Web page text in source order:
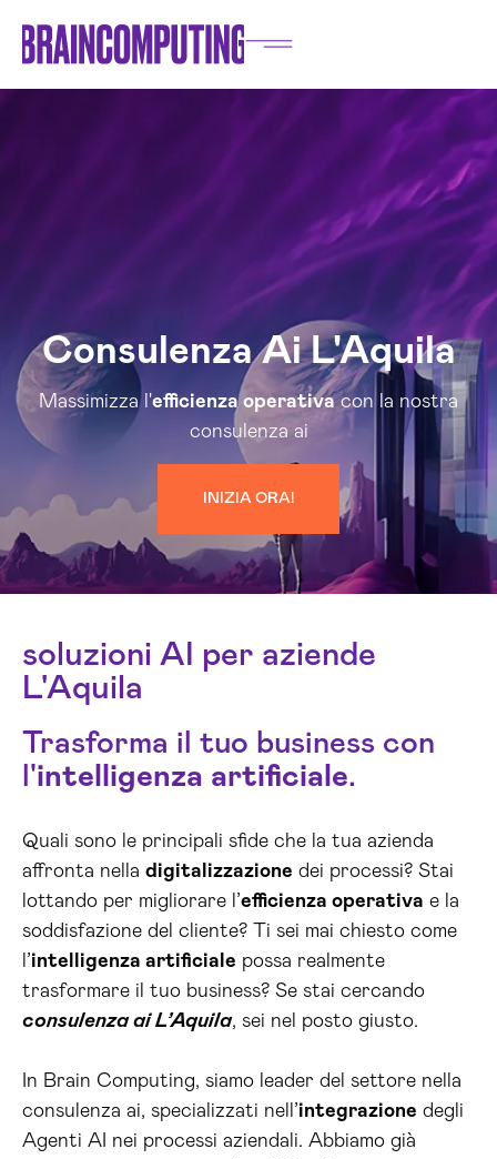
Consulenza Ai L'Aquila
Massimizza l'efficienza operativacon la nostra
consulenza ai
INIZIA ORA!
soluzioni AI per aziende
L'Aquila
Trasforma il tuo business con
l'intelligenza artificiale.
Quali sono le principali sfide che la tua azienda
affronta nella digitalizzazione dei processi? Stai
lottando per migliorare l’efficienza operativa e la
soddisfazione del cliente? Ti sei mai chiesto come
l’intelligenza artificiale possa realmente
trasformare il tuo business? Se stai cercando
consulenza ai L’Aquila, sei nel posto giusto.
In Brain Computing, siamo leader del settore nella
consulenza ai, specializzati nell’integrazione degli
Agenti AI nei processi aziendali. Abbiamo già